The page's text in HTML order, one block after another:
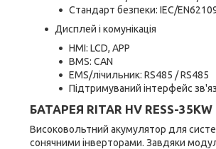
Стандарт безпеки: IEC/
Дисплей і комунікація
HMI: LCD, APP
BMS: CAN
EMS/лічильник: RS485 / RS485
Підтримуваний інтерфейс
БАТАРЕЯ RITAR HV RESS-35KW
Високовольтний акумулятор для
сонячними інверторами. Завдяки